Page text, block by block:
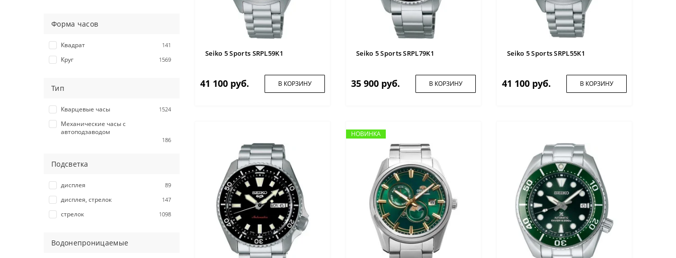
Форма часов
Квадрат 141
Круг 1569
Тип
Кварцевые часы 1524
Механические часы с
автоподзаводом
186
Подсветка
дисплея 89
дисплея, стрелок 147
стрелок 1098
Водонепроницаемые
Seiko 5 Sports SRPL59K1
41 100 руб. В КОРЗИНУ
Seiko 5 Sports SRPL79K1
35 900 руб. В КОРЗИНУ
Seiko 5 Sports SRPL55K1
41 100 руб. В КОРЗИНУ
НОВИНКА
НОВИНКА